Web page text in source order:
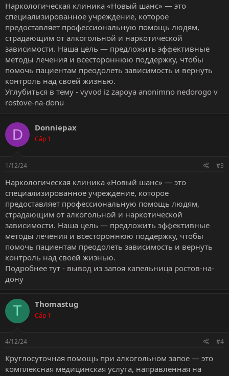
Наркологическая клиника «Новый шанс» — это
специализированное учреждение, которое
предоставляет профессиональную помощь людям,
страдающим от алкогольной и наркотической
зависимости. Наша цель — предложить эффективные
методы лечения и всестороннюю поддержку, чтобы
помочь пациентам преодолеть зависимость и вернуть
контроль над своей жизнью.
Углубиться в тему - vyvod iz zapoya anonimno nedorogo v
rostove-na-donu
D Donniepax
Cấp 1
1/12/24 #3
Наркологическая клиника «Новый шанс» — это
специализированное учреждение, которое
предоставляет профессиональную помощь людям,
страдающим от алкогольной и наркотической
зависимости. Наша цель — предложить эффективные
методы лечения и всестороннюю поддержку, чтобы
помочь пациентам преодолеть зависимость и вернуть
контроль над своей жизнью.
Подробнее тут - вывод из запоя капельница ростов-на-
дону
T Thomastug
Cấp 1
4/12/24 #4
Круглосуточная помощь при алкогольном запое — это
комплексная медицинская услуга, направленная на